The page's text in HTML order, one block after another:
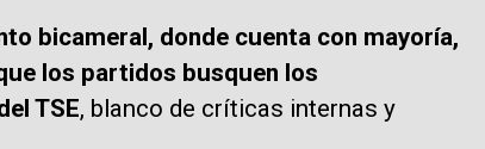
bicameral, donde cuenta con mayoría,
los partidos busquen los
TSE, blanco de críticas internas y